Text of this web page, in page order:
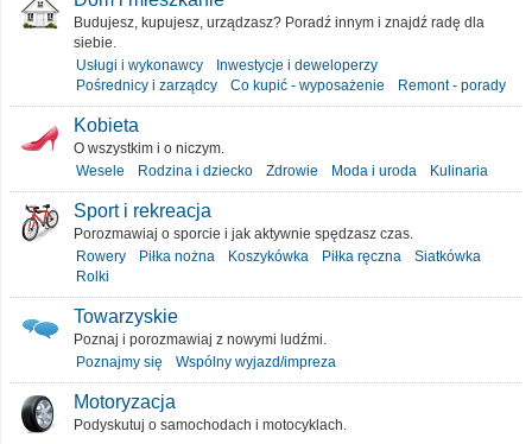
Budujesz, kupujesz, urządzasz? Poradź innym i znajdź radę dla
siebie.
Usługi i wykonawcy
Inwestycje i deweloperzy
Pośrednicy i zarządcy
Co kupić - wyposażenie Remont - porady
Kobieta
O wszystkim i o niczym.
Wesele
Rodzina i dziecko Zdrowie Moda i uroda Kulinaria
Sport i rekreacja
Porozmawiaj o sporcie i jak aktywnie spędzasz czas.
Rowery
Piłka nożna Koszykówka Piłka ręczna
Siatkówka
Rolki
Towarzyskie
Poznaj i porozmawiaj z nowymi ludźmi.
Poznajmy się
Wspólny wyjazd/impreza
Motoryzacja
Podyskutuj o samochodach i motocyklach.